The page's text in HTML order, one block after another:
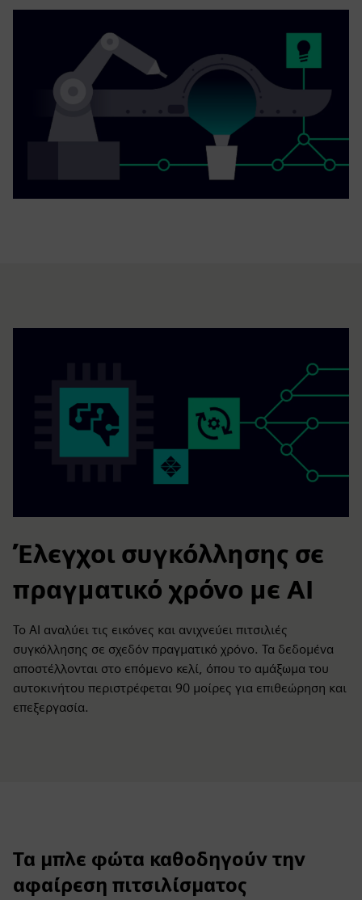
Έλεγχοι συγκόλλησης σε
πραγματικό χρόνο με AI
Το AI αναλύει τις εικόνες και ανιχνεύει πιτσιλιές
συγκόλλησης σε σχεδόν πραγματικό χρόνο. Τα δεδομένα
αποστέλλονται στο επόμενο κελί, όπου το αμάξωμα του
αυτοκινήτου περιστρέφεται 90 μοίρες για επιθεώρηση και
επεξεργασία.
Τα μπλε φώτα καθοδηγούν την
αφαίρεση πιτσιλίσματος